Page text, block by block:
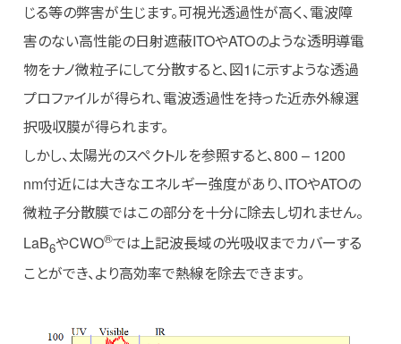
じる等の弊害が生じます。可視光透過性が高く、電波障
害のない高性能の日射遮蔽ITOやATOのような透明導電
物をナノ微粒子にして分散すると、図1に示すような透過
プロファイルが得られ、電波透過性を持った近赤外線選
択吸収膜が得られます。
しかし、太陽光のスペクトルを参照すると、800 – 1200
nm付近には大きなエネルギー強度があり、ITOやATOの
微粒子分散膜ではこの部分を十分に除去し切れません。
LaB6やCWO®︎では上記波長域の光吸収までカバーする
ことができ、より高効率で熱線を除去できます。